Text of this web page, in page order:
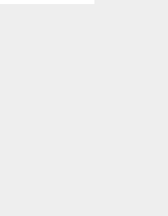
赠15000元:
捐赠1.5万元:
捐赠1万元: